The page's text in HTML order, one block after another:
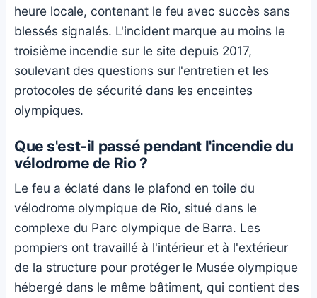
heure locale, contenant le feu avec succès sans
blessés signalés. L'incident marque au moins le
troisième incendie sur le site depuis 2017,
soulevant des questions sur l'entretien et les
protocoles de sécurité dans les enceintes
olympiques.
Que s'est-il passé pendant l'incendie du
vélodrome de Rio ?
Le feu a éclaté dans le plafond en toile du
vélodrome olympique de Rio, situé dans le
complexe du Parc olympique de Barra. Les
pompiers ont travaillé à l'intérieur et à l'extérieur
de la structure pour protéger le Musée olympique
hébergé dans le même bâtiment, qui contient des